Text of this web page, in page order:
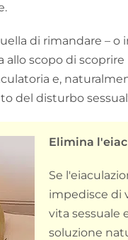
di rimandare – o
scopo di
e,
del disturbo
Elimina
Se
impedisce di
vita sessuale
soluzione